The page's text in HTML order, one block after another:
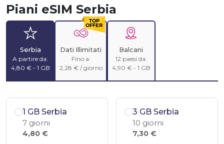
Piani eSIM Serbia
Serbia
A partire da:
4,80 € - 1 GB
Dati Illimitati
Fino a:
2,28 € / giorno
Balcani
12 paesi da:
4,90 € - 1 GB
1 GB Serbia
7 giorni
4,80 €
3 GB Serbia
10 giorni
7,30 €